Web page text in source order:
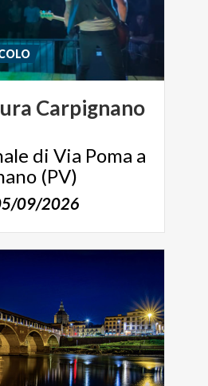
Carpignano
di Via Poma a
(PV)
09/2026